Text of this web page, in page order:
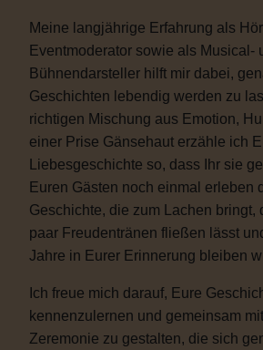
Meine langjährige Erfahrung als
Eventmoderator sowie als Musical-
Bühnendarsteller hilft mir dabei,
Geschichten lebendig werden zu
richtigen Mischung aus Emotion,
einer Prise Gänsehaut erzähle ich
Liebesgeschichte so, dass Ihr sie
Euren Gästen noch einmal erleben
Geschichte, die zum Lachen bringt,
paar Freudentränen fließen lässt
Jahre in Eurer Erinnerung bleiben
Ich freue mich darauf, Eure
kennenzulernen und gemeinsam
Zeremonie zu gestalten, die sich